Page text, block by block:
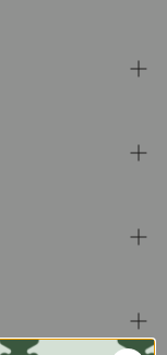
pela sua
manter em
líquido
em cada